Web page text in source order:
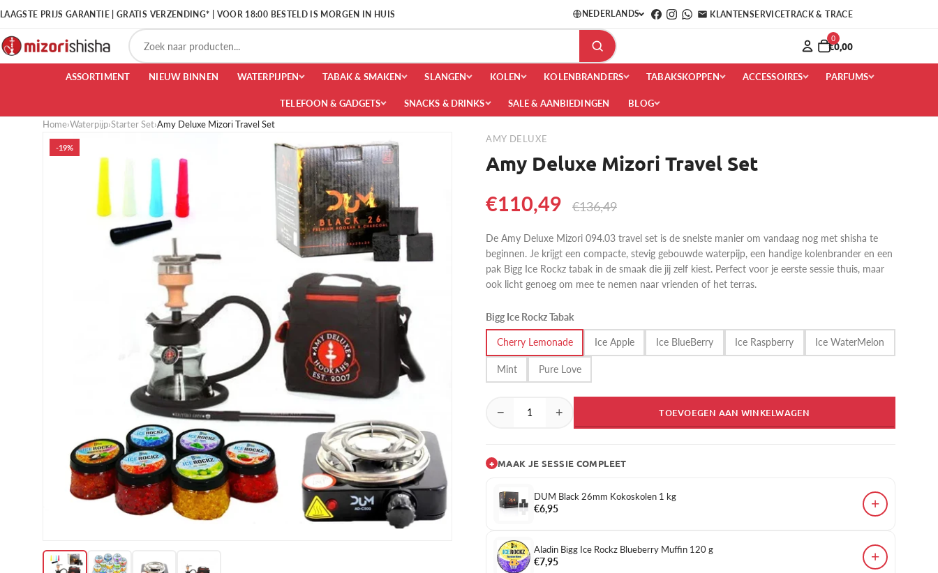
LAAGSTE PRIJS GARANTIE | GRATIS VERZENDING* | VOOR 18:00 BESTELD IS MORGEN IN HUIS NEDERLANDS KLANTENSERVICETRACK & TRACE
0
€0,00
ASSORTIMENT NIEUW BINNEN WATERPIJPEN TABAK & SMAKEN SLANGEN KOLEN KOLENBRANDERS TABAKSKOPPEN ACCESSOIRES PARFUMS
TELEFOON & GADGETS SNACKS & DRINKS SALE & AANBIEDINGEN BLOG
Home›Waterpijp›Starter Set›Amy Deluxe Mizori Travel Set
-19%
AMY DELUXE
Amy Deluxe Mizori Travel Set
€110,49 €136,49
De Amy Deluxe Mizori 094.03 travel set is de snelste manier om vandaag nog met shisha te
beginnen. Je krijgt een compacte, stevig gebouwde waterpijp, een handige kolenbrander en een
pak Bigg Ice Rockz tabak in de smaak die jij zelf kiest. Perfect voor je eerste sessie thuis, maar
ook licht genoeg om mee te nemen naar vrienden of het terras.
Bigg Ice Rockz Tabak
Cherry Lemonade Ice Apple Ice BlueBerry Ice Raspberry Ice WaterMelon
Mint Pure Love
− + TOEVOEGEN AAN WINKELWAGEN
+ MAAK JE SESSIE COMPLEET
DUM Black 26mm Kokoskolen 1 kg
€6,95
+
Aladin Bigg Ice Rockz Blueberry Muffin 120 g
€7,95
+